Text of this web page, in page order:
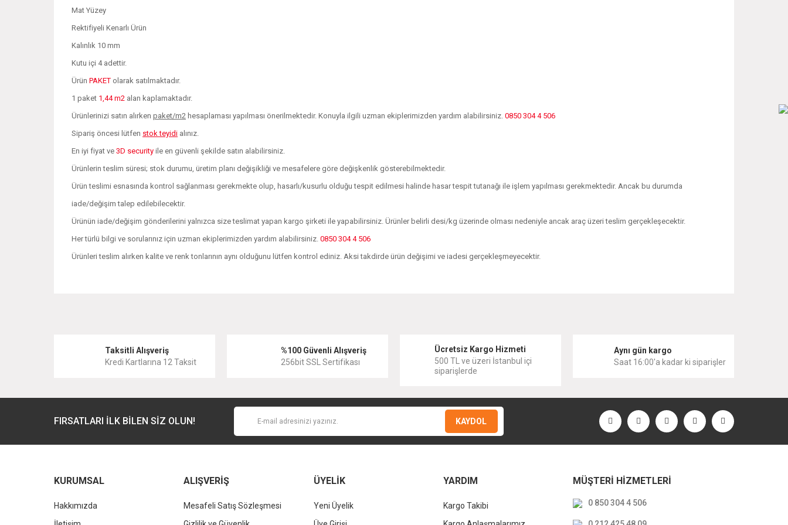
Mat Yüzey
Rektifiyeli Kenarlı Ürün
Kalınlık 10 mm
Kutu içi 4 adettir.
Ürün PAKET olarak satılmaktadır.
1 paket 1,44 m2 alan kaplamaktadır.
Ürünlerinizi satın alırken paket/m2 hesaplaması yapılması önerilmektedir. Konuyla ilgili uzman ekiplerimizden yardım alabilirsiniz. 0850 304 4 506
Sipariş öncesi lütfen stok teyidi alınız.
En iyi fiyat ve 3D security ile en güvenli şekilde satın alabilirsiniz.
Ürünlerin teslim süresi; stok durumu, üretim planı değişikliği ve mesafelere göre değişkenlik gösterebilmektedir.
Ürün teslimi esnasında kontrol sağlanması gerekmekte olup, hasarlı/kusurlu olduğu tespit edilmesi halinde hasar tespit tutanağı ile işlem yapılması gerekmektedir. Ancak bu durumda
iade/değişim talep edilebilecektir.
Ürünün iade/değişim gönderilerini yalnızca size teslimat yapan kargo şirketi ile yapabilirsiniz. Ürünler belirli desi/kg üzerinde olması nedeniyle ancak araç üzeri teslim gerçekleşecektir.
Her türlü bilgi ve sorularınız için uzman ekiplerimizden yardım alabilirsiniz. 0850 304 4 506
Ürünleri teslim alırken kalite ve renk tonlarının aynı olduğunu lütfen kontrol ediniz. Aksi takdirde ürün değişimi ve iadesi gerçekleşmeyecektir.
Ürün resmi kalitesiz, bozuk veya görüntülenemiyor.
Ürün fiyatı diğer sitelerden daha pahalı.
Taksitli Alışveriş
Kredi Kartlarına 12 Taksit
%100 Güvenli Alışveriş
256bit SSL Sertifikası
Ücretsiz Kargo Hizmeti
500 TL ve üzeri İstanbul içi
siparişlerde
Aynı gün kargo
Saat 16:00'a kadar ki siparişler
FIRSATLARI İLK BİLEN SİZ OLUN! KAYDOL
KURUMSAL
Hakkımızda
ALIŞVERİŞ
Mesafeli Satış Sözleşmesi
ÜYELİK
Yeni Üyelik
YARDIM
Kargo Takibi
MÜŞTERİ HİZMETLERİ
0 850 304 4 506